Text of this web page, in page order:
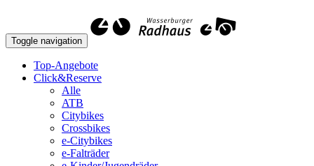
Toggle navigation
Top-Angebote
Click&Reserve
Alle
ATB
Citybikes
Crossbikes
e-Citybikes
e-Falträder